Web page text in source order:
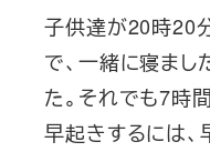
子供達が20時20
で、一緒に寝まし
た。それでも7時
早起きするには、